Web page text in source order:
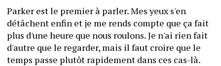
Parker est le premier à parler. Mes yeux s'en
détâchent enfin et je me rends compte que ça fait
plus d'une heure que nous roulons. Je n'ai rien fait
d'autre que le regarder, mais il faut croire que le
temps passe plutôt rapidement dans ces cas-là.